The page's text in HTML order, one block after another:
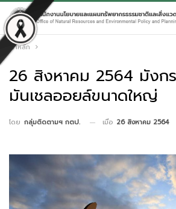
หน้าหลัก
26 สิงหาคม 2564 มังก
มันเชลออยล์ขนาดใหญ่
โดย กลุ่มติดตามฯ กตป. เมื่อ 26 สิงหาคม 2564